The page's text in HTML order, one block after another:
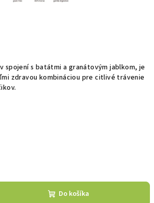
spojení s batátmi a granátovým jablkom, je
zdravou kombináciou pre citlivé trávenie
Do košíka